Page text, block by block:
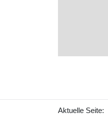
Aktuelle Seite: